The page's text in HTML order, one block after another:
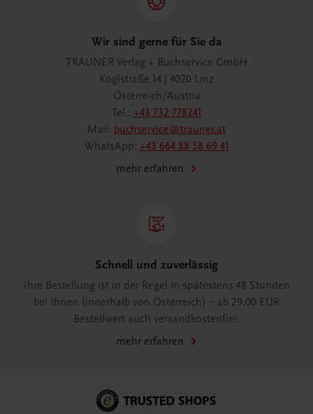
Wir sind gerne für Sie da
TRAUNER Verlag + Buchservice GmbH
Köglstraße 14 | 4020 Linz
Österreich/Austria
Tel.: +43 732 778241
Mail: buchservice@trauner.at
WhatsApp: +43 664 88 58 69 41
mehr erfahren
Schnell und zuverlässig
Ihre Bestellung ist in der Regel in spätestens 48 Stunden
bei Ihnen (innerhalb von Österreich) – ab 29,00 EUR
Bestellwert auch versandkostenfrei.
mehr erfahren